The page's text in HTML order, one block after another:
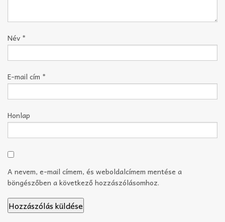
Név *
E-mail cím *
Honlap
A nevem, e-mail címem, és weboldalcímem mentése a
böngészőben a következő hozzászólásomhoz.